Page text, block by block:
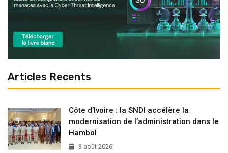
Articles Recents
Côte d’Ivoire : la SNDI accélère la
modernisation de l’administration dans le
Hambol
3 août 2026